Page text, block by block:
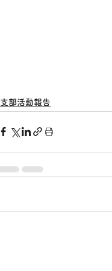
支部活動報告